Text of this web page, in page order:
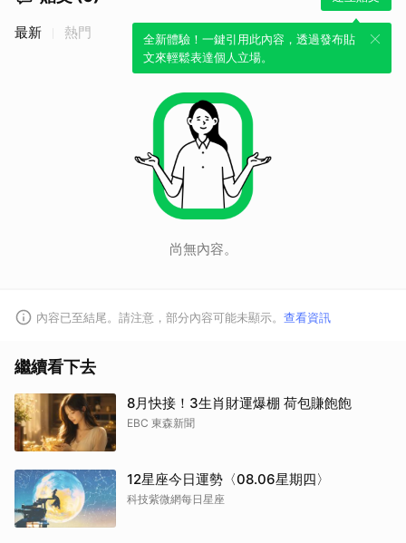
全新體驗！一鍵引用此內容，透過發布貼
文來輕鬆表達個人立場。
最新 熱門
尚無內容。
內容已至結尾。請注意，部分內容可能未顯示。 查看資訊
繼續看下去
8月快接！3生肖財運爆棚 荷包賺飽飽
EBC 東森新聞
12星座今日運勢〈08.06星期四〉
科技紫微網每日星座